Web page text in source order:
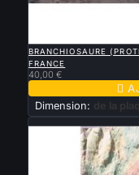
BRANCHIOSAURE
FRANCE
40,00 €

Dimension: de la
Nouveau